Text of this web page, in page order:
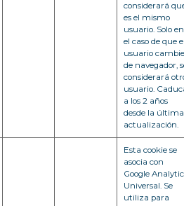
considerará
es el mismo
usuario. Solo en
el caso de que
usuario cambie
de navegador,
considerará
usuario.
a los 2 años
desde la última
actualización.
Esta cookie se
asocia con
Google
Universal. Se
utiliza para